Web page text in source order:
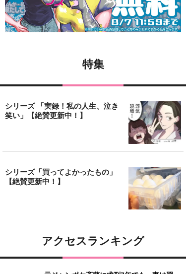
特集
シリーズ 「実録！私の人生、泣き
笑い」【絶賛更新中！】
シリーズ「買ってよかったもの」
【絶賛更新中！】
アクセスランキング